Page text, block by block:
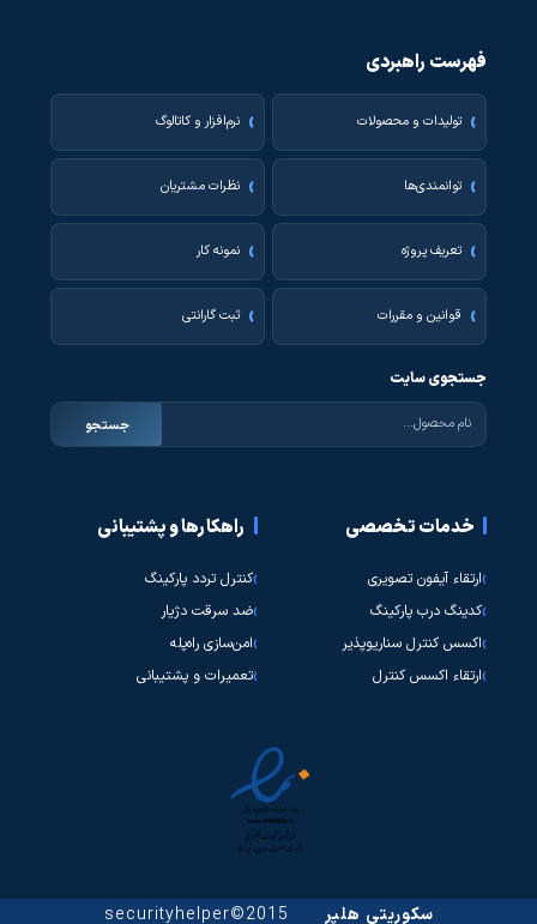
فهرست راهبردی
تولیدات و محصولات نرم‌افزار و کاتالوگ
توانمندی‌ها نظرات مشتریان
تعریف پروژه نمونه کار
قوانین و مقررات ثبت گارانتی
جستجوی سایت
جستجو
خدمات تخصصی
ارتقاء آیفون تصویری
کدینگ درب پارکینگ
اکسس کنترل سناریوپذیر
ارتقاء اکسس کنترل
راهکارها و پشتیبانی
کنترل تردد پارکینگ
ضد سرقت دژیار
امن‌سازی راه‌پله
تعمیرات و پشتیبانی
سکوریتی هلپر